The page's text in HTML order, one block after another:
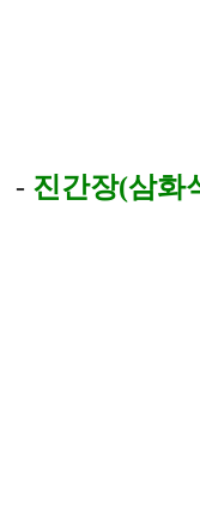
- 진간장(삼화